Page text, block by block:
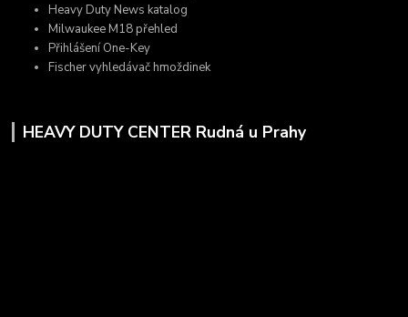
Heavy Duty News katalog
Milwaukee M18 přehled
Přihlášení One-Key
Fischer vyhledávač hmoždinek
HEAVY DUTY CENTER Rudná u Prahy